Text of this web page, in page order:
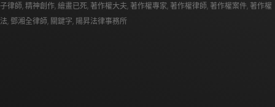
子律師,精神創作,繪畫已死, 著作權大夫, 著作權專家, 著作權律師, 著作權案件, 著作權
法, 鄧湘全律師, 關鍵字, 陽昇法律事務所